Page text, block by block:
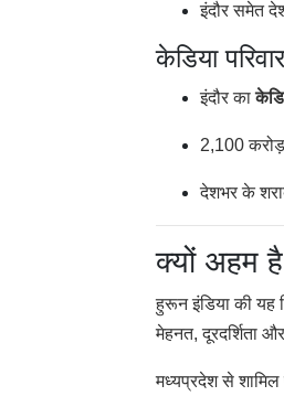
इंदौर समेत
केडिया
इंदौर का
2,100 करोड़
देशभर के
क्यों अहम
हुरून इंडिया की यह
मेहनत, दूरदर्शिता
मध्यप्रदेश से शामिल